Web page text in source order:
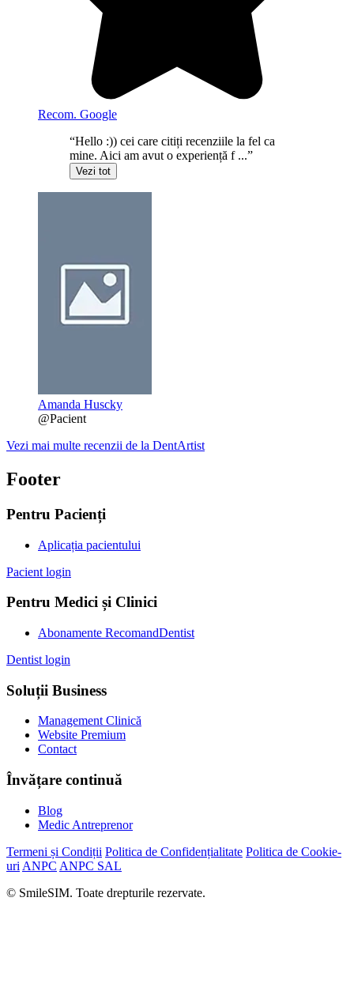
Recom. Google
“Hello :)) cei care citiți recenziile la fel ca
mine. Aici am avut o experiență f ...”
Vezi tot
Amanda Huscky
@Pacient
Vezi mai multe recenzii de la DentArtist
Footer
Pentru Pacienți
Aplicația pacientului
Pacient login
Pentru Medici și Clinici
Abonamente RecomandDentist
Dentist login
Soluții Business
Management Clinică
Website Premium
Contact
Învățare continuă
Blog
Medic Antreprenor
Termeni și Condiții Politica de Confidențialitate Politica de Cookie-
uri ANPC ANPC SAL
© SmileSIM. Toate drepturile rezervate.